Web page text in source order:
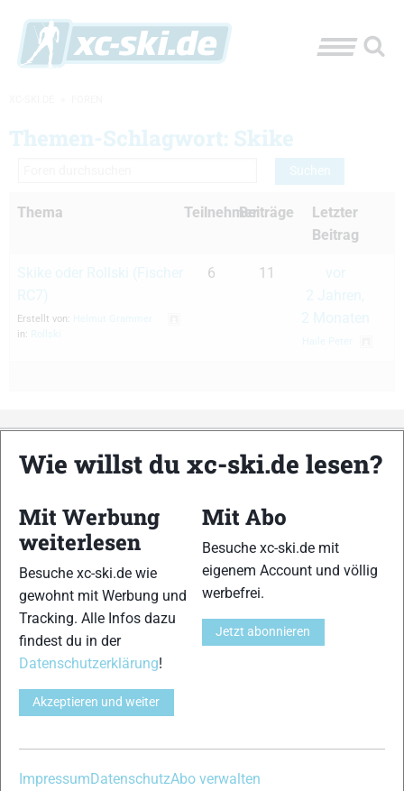
Themen-Schlagwort: Skike
Thema TeilnehmerBeiträge
Letzter
Beitrag
Erstellt von:
in:
6 11
xc-ski.de ist DAS deutschsprachige Portal mit aktuellen
News aus dem Skilanglauf, Biathlon und der Nordischen
und allem was du sonst noch über deine Lieblingssportarten
wissen solltest.
Skilanglauf-Anfänger oder Profi-Sportler, wir haben
immer ein offenes Ohr für dich! Du kannst uns jederzeit über
das
Kontaktformular
Partner
xc-ski.de in Social Media
Wie willst du xc-ski.de lesen?
Mit Werbung
weiterlesen
Besuche xc-ski.de wie
gewohnt mit Werbung und
Tracking. Alle Infos dazu
findest du in der
Datenschutzerklärung!
Akzeptieren und weiter
Mit Abo
Besuche xc-ski.de mit
eigenem Account und völlig
werbefrei.
Jetzt abonnieren
Impressum DatenschutzAbo verwalten